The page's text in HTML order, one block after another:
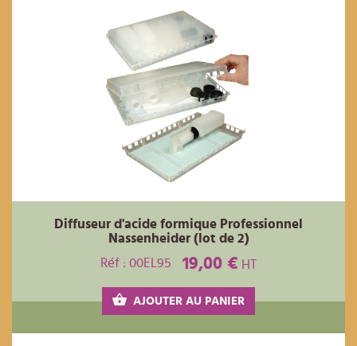
Diffuseur d'acide formique Professionnel
Nassenheider (lot de 2)
Réf : 00EL95
19,00 € HT
AJOUTER AU PANIER